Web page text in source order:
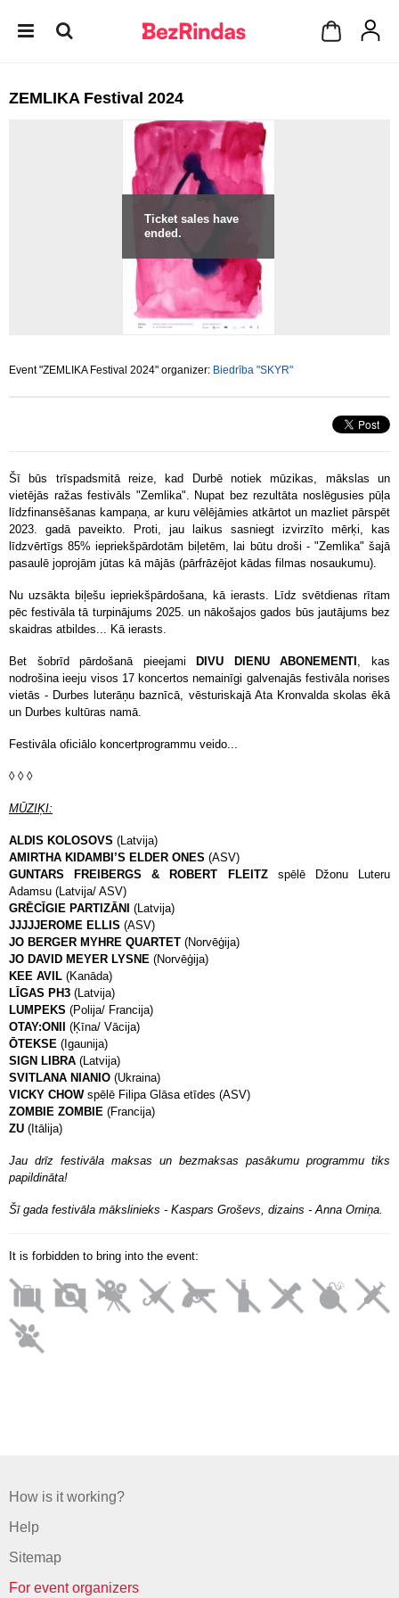
ZEMLIKA Festival 2024
Ticket sales have
ended.
Event "ZEMLIKA Festival 2024" organizer: Biedrība "SKYR"
Šī būs trīspadsmitā reize, kad Durbē notiek mūzikas, mākslas un
vietējās ražas festivāls "Zemlika". Nupat bez rezultāta noslēgusies pūļa
līdzfinansēšanas kampaņa, ar kuru vēlējāmies atkārtot un mazliet pārspēt
2023. gadā paveikto. Proti, jau laikus sasniegt izvirzīto mērķi, kas
līdzvērtīgs 85% iepriekšpārdotām biļetēm, lai būtu droši - "Zemlika" šajā
pasaulē joprojām jūtas kā mājās (pārfrāzējot kādas filmas nosaukumu).
Nu uzsākta biļešu iepriekšpārdošana, kā ierasts. Līdz svētdienas rītam
pēc festivāla tā turpinājums 2025. un nākošajos gados būs jautājums bez
skaidras atbildes... Kā ierasts.
Bet šobrīd pārdošanā pieejami DIVU DIENU ABONEMENTI , kas
nodrošina ieeju visos 17 koncertos nemainīgi galvenajās festivāla norises
vietās - Durbes luterāņu baznīcā, vēsturiskajā Ata Kronvalda skolas ēkā
un Durbes kultūras namā.
Festivāla oficiālo koncertprogrammu veido...
◊ ◊ ◊
MŪZIĶI:
ALDIS KOLOSOVS (Latvija)
AMIRTHA KIDAMBI’S ELDER ONES (ASV)
GUNTARS FREIBERGS & ROBERT FLEITZspēlē Džonu Luteru
Adamsu (Latvija/ ASV)
GRĒCĪGIE PARTIZĀNI
(Latvija)
JJJJJEROME ELLIS (ASV)
JO BERGER MYHRE QUARTET (Norvēģija)
JO DAVID MEYER LYSNE (Norvēģija)
KEE AVIL (Kanāda)
LĪGAS PH3 (Latvija)
LUMPEKS (Polija/ Francija)
OTAY:ONII
(Ķīna/ Vācija)
ŌTEKSE (Igaunija)
SIGN LIBRA (Latvija)
SVITLANA NIANIO (Ukraina)
VICKY CHOWspēlē Filipa Glāsa etīdes (ASV)
ZOMBIE ZOMBIE (Francija)
ZU (Itālija)
Jau drīz festivāla maksas un bezmaksas pasākumu programmu tiks
papildināta!
Šī gada festivāla mākslinieks - Kaspars Groševs, dizains - Anna Orniņa.
It is forbidden to bring into the event:
How is it working?
Help
Sitemap
For event organizers